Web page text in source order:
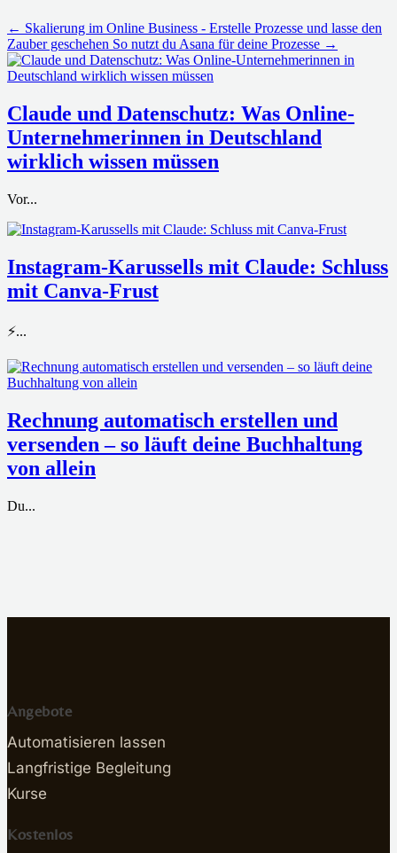
← Skalierung im Online Business - Erstelle Prozesse und lasse den
Zauber geschehen So nutzt du Asana für deine Prozesse →
Claude und Datenschutz: Was Online-
Unternehmerinnen in Deutschland
wirklich wissen müssen
Vor...
Instagram-Karussells mit Claude: Schluss
mit Canva-Frust
⚡...
Rechnung automatisch erstellen und
versenden – so läuft deine Buchhaltung
von allein
Du...
Angebote
Automatisieren lassen
Langfristige Begleitung
Kurse
Kostenlos